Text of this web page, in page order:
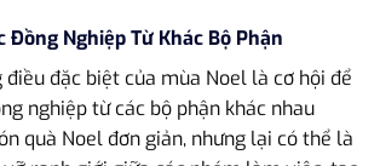
Đồng Nghiệp Từ Khác Bộ Phận
đặc biệt của mùa Noel là cơ hội để
nghiệp từ các bộ phận khác nhau
quà Noel đơn giản, nhưng lại có thể là